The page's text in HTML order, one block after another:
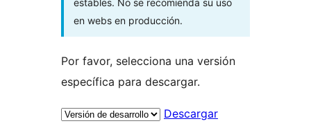
estables. No se recomienda su uso
en webs en producción.
Por favor, selecciona una versión
específica para descargar.
Descargar